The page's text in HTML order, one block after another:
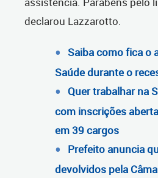
declarou Lazzarotto.
Saiba como fica o
Saúde durante o
Quer trabalhar na
com inscrições
em 39 cargos
Prefeito anuncia
devolvidos pela